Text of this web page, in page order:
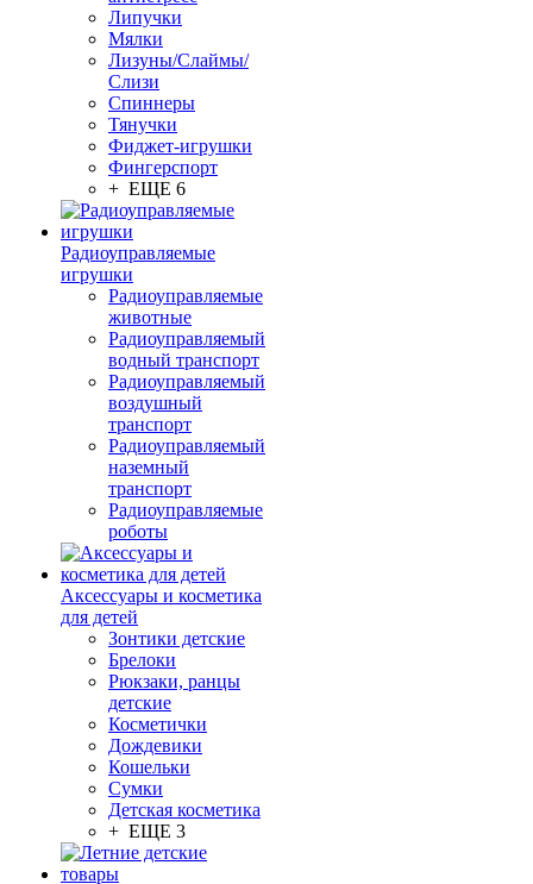
Липучки
Мялки
Лизуны/Слаймы/
Слизи
Спиннеры
Тянучки
Фиджет-игрушки
Фингерспорт
+ ЕЩЕ 6
Радиоуправляемые
игрушки
Радиоуправляемые
животные
Радиоуправляемый
водный транспорт
Радиоуправляемый
воздушный
транспорт
Радиоуправляемый
наземный
транспорт
Радиоуправляемые
роботы
Аксессуары и косметика
для детей
Зонтики детские
Брелоки
Рюкзаки, ранцы
детские
Косметички
Дождевики
Кошельки
Сумки
Детская косметика
+ ЕЩЕ 3